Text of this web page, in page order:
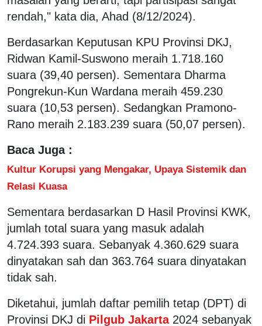
rendah," kata dia, Ahad (8/12/2024).
Berdasarkan Keputusan KPU Provinsi DKJ,
Ridwan Kamil-Suswono meraih 1.718.160
suara (39,40 persen). Sementara Dharma
Pongrekun-Kun Wardana meraih 459.230
suara (10,53 persen). Sedangkan Pramono-
Rano meraih 2.183.239 suara (50,07 persen).
Baca Juga :
Kultur Korupsi yang Mengakar, Upaya Sistemik dan
Relasi Kuasa
Sementara berdasarkan D Hasil Provinsi KWK,
jumlah total suara yang masuk adalah
4.724.393 suara. Sebanyak 4.360.629 suara
dinyatakan sah dan 363.764 suara dinyatakan
tidak sah.
Diketahui, jumlah daftar pemilih tetap (DPT) di
Provinsi DKJ di Pilgub Jakarta 2024 sebanyak